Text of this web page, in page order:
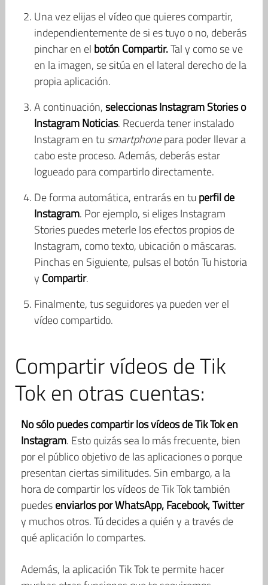
Una vez elijas el vídeo que quieres compartir,
independientemente de si es tuyo o no, deberás
pinchar en el botón Compartir.Tal y como se ve
en la imagen, se sitúa en el lateral derecho de la
propia aplicación.
A continuación,seleccionas Instagram Stories o
Instagram Noticias. Recuerda tener instalado
Instagram en tu smartphonepara poder llevar a
cabo este proceso. Además, deberás estar
logueado para compartirlo directamente.
De forma automática, entrarás en tu perfil de
Instagram. Por ejemplo, si eliges Instagram
Stories puedes meterle los efectos propios de
Instagram, como texto, ubicación o máscaras.
Pinchas en Siguiente, pulsas el botón Tu historia
y Compartir.
Finalmente, tus seguidores ya pueden ver el
vídeo compartido.
Compartir vídeos de Tik
Tok en otras cuentas:
No sólo puedes compartir los vídeos de Tik Tok en
Instagram. Esto quizás sea lo más frecuente, bien
por el público objetivo de las aplicaciones o porque
presentan ciertas similitudes. Sin embargo, a la
hora de compartir los vídeos de Tik Tok también
puedesenviarlos por WhatsApp, Facebook, Twitter
y muchos otros. Tú decides a quién y a través de
qué aplicación lo compartes.
Además, la aplicación Tik Tok te permite hacer